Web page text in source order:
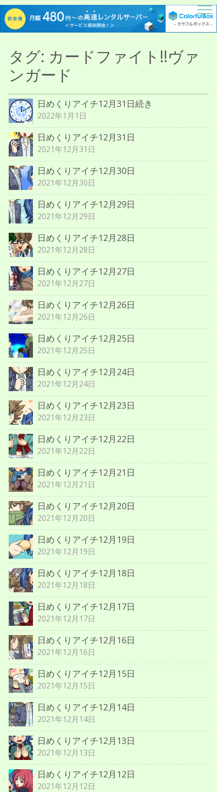
描人某屋落描置場
らくがきとねことしゃしんとだぶん
タグ: カードファイト!!ヴァ
ンガード
日めくりアイチ12月31日続き
2022年1月1日
日めくりアイチ12月31日
2021年12月31日
日めくりアイチ12月30日
2021年12月30日
日めくりアイチ12月29日
2021年12月29日
日めくりアイチ12月28日
2021年12月28日
日めくりアイチ12月27日
2021年12月27日
日めくりアイチ12月26日
2021年12月26日
日めくりアイチ12月25日
2021年12月25日
日めくりアイチ12月24日
2021年12月24日
日めくりアイチ12月23日
2021年12月23日
日めくりアイチ12月22日
2021年12月22日
日めくりアイチ12月21日
2021年12月21日
日めくりアイチ12月20日
2021年12月20日
日めくりアイチ12月19日
2021年12月19日
日めくりアイチ12月18日
2021年12月18日
日めくりアイチ12月17日
2021年12月17日
日めくりアイチ12月16日
2021年12月16日
日めくりアイチ12月15日
2021年12月15日
日めくりアイチ12月14日
2021年12月14日
日めくりアイチ12月13日
2021年12月13日
日めくりアイチ12月12日
2021年12月12日